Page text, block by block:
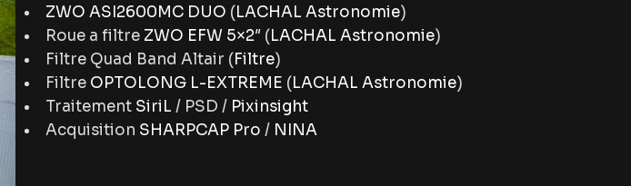
ZWO ASI2600MC DUO (LACHAL Astronomie)
Roue a filtre ZWO EFW 5×2″ (LACHAL Astronomie)
Filtre Quad Band Altair (Filtre)
Filtre OPTOLONG L-EXTREME (LACHAL Astronomie)
Traitement SiriL / PSD / Pixinsight
Acquisition SHARPCAP Pro / NINA